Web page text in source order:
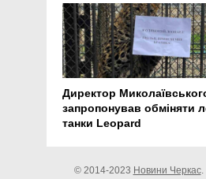
Директор
запропонував обміняти
танки Leopard
© 2014-2023 Новини Черкас.